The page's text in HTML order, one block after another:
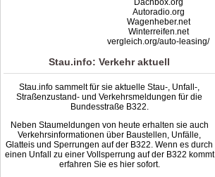
Dachbox.org
Autoradio.org
Wagenheber.net
Winterreifen.net
vergleich.org/auto-leasing/
Stau.info: Verkehr aktuell
Stau.info sammelt für sie aktuelle Stau-, Unfall-,
Straßenzustand- und Verkehrsmeldungen für die
Bundesstraße B322.
Neben Staumeldungen von heute erhalten sie auch
Verkehrsinformationen über Baustellen, Unfälle,
Glatteis und Sperrungen auf der B322. Wenn es durch
einen Unfall zu einer Vollsperrung auf der B322 kommt
erfahren Sie es hier sofort.